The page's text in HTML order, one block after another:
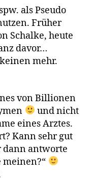
als Pseudo
Früher
Schalke, heute
davor…
mehr.
von Billionen
und nicht
eines Arztes.
Kann sehr gut
dann antworte
meinen?“